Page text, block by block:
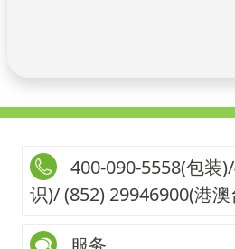
400-090-5558(包装
识)/ (852) 29946900(港澳